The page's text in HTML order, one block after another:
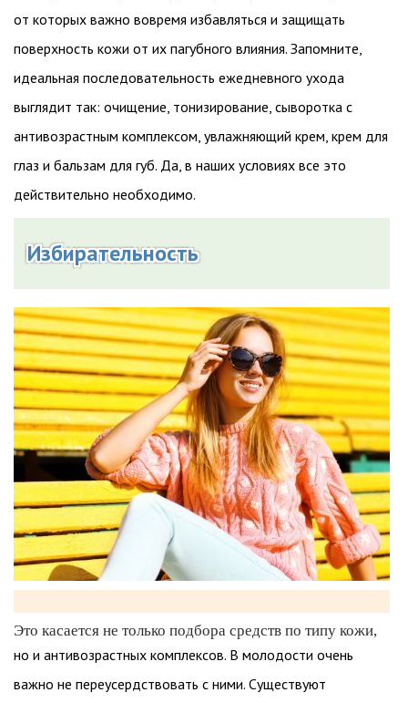
от которых важно вовремя избавляться и защищать
поверхность кожи от их пагубного влияния. Запомните,
идеальная последовательность ежедневного ухода
выглядит так: очищение, тонизирование, сыворотка с
антивозрастным комплексом, увлажняющий крем, крем для
глаз и бальзам для губ. Да, в наших условиях все это
действительно необходимо.
Избирательность
Это касается не только подбора средств по типу кожи,
но и антивозрастных комплексов. В молодости очень
важно не переусердствовать с ними. Существуют